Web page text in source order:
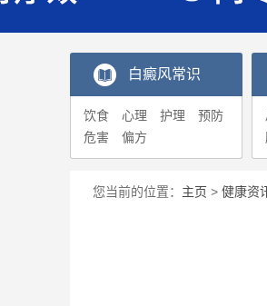
白癜风常识
饮食 心理 护理
预防
危害
偏方
您当前的位置： 主页 > 健康资